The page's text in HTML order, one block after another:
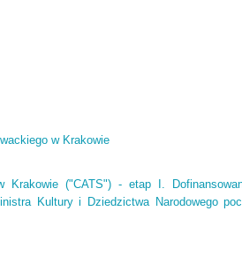
w Krakowie
Krakowie ("CATS") - etap I.
Kultury i Dziedzictwa Narodowego